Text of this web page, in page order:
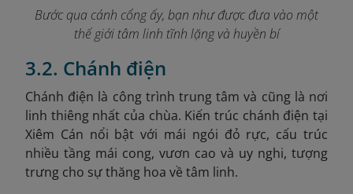
Bước qua cánh cổng ấy, bạn như được đưa vào một
thế giới tâm linh tĩnh lặng và huyền bí
3.2. Chánh điện
Chánh điện là công trình trung tâm và cũng là nơi
linh thiêng nhất của chùa. Kiến trúc chánh điện tại
Xiêm Cán nổi bật với mái ngói đỏ rực, cấu trúc
nhiều tầng mái cong, vươn cao và uy nghi, tượng
trưng cho sự thăng hoa về tâm linh.